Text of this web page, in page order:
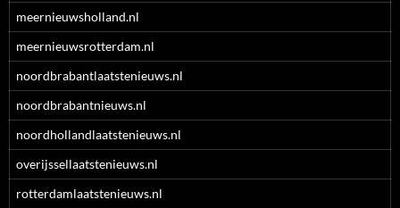
meernieuwsholland.nl
meernieuwsrotterdam.nl
noordbrabantlaatstenieuws.nl
noordbrabantnieuws.nl
noordhollandlaatstenieuws.nl
overijssellaatstenieuws.nl
rotterdamlaatstenieuws.nl